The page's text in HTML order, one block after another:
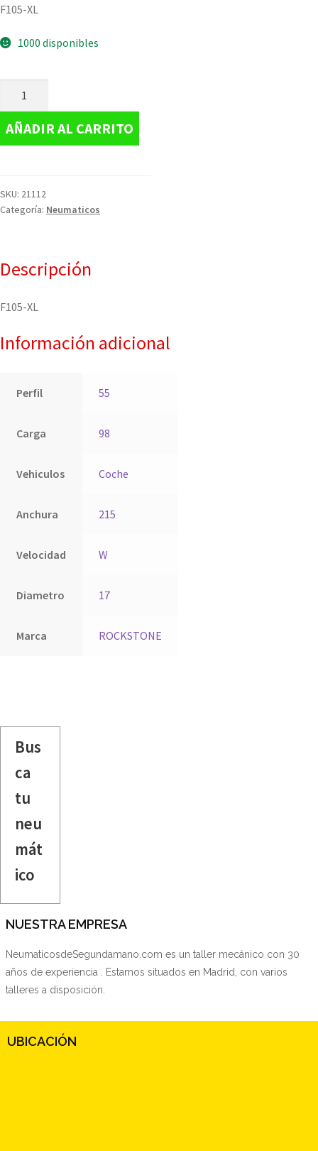
F105-XL
1000 disponibles
AÑADIR AL CARRITO
SKU: 21112
Categoría: Neumaticos
Descripción
F105-XL
Información adicional
Perfil 55
Carga 98
Vehiculos Coche
Anchura 215
Velocidad W
Diametro 17
Marca ROCKSTONE
Bus
ca
tu
neu
mát
ico
NUESTRA EMPRESA
NeumaticosdeSegundamano.com es un taller mecánico con 30
años de experiencia . Estamos situados en Madrid, con varios
talleres a disposición.
UBICACIÓN